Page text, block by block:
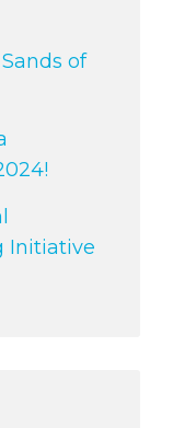
of
Initiative